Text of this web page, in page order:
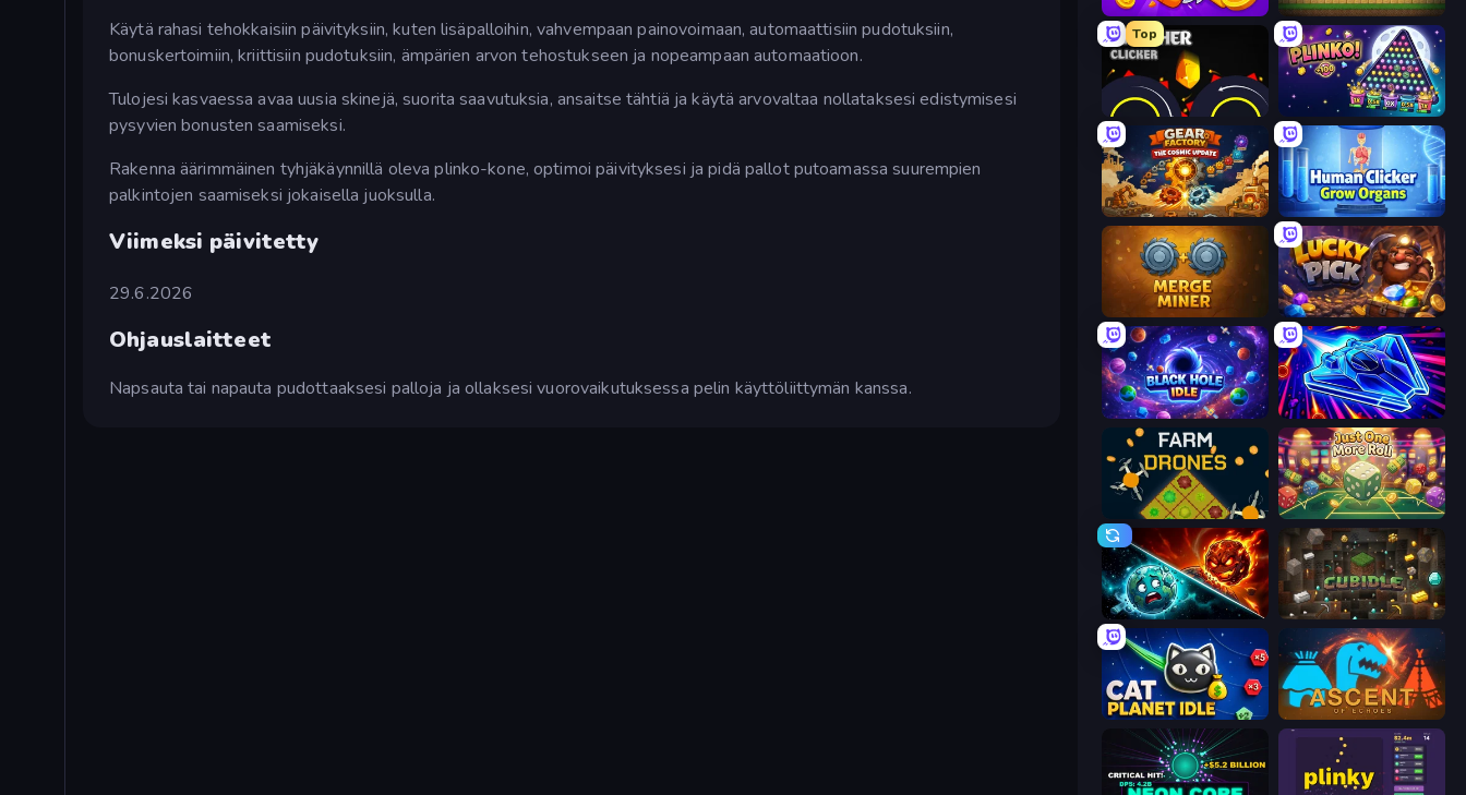
Käytä rahasi tehokkaisiin päivityksiin, kuten lisäpalloihin, vahvempaan painovoimaan, automaattisiin pudotuksiin,
bonuskertoimiin, kriittisiin pudotuksiin, ämpärien arvon tehostukseen ja nopeampaan automaatioon.
Tulojesi kasvaessa avaa uusia skinejä, suorita saavutuksia, ansaitse tähtiä ja käytä arvovaltaa nollataksesi edistymisesi
pysyvien bonusten saamiseksi.
Rakenna äärimmäinen tyhjäkäynnillä oleva plinko-kone, optimoi päivityksesi ja pidä pallot putoamassa suurempien
palkintojen saamiseksi jokaisella juoksulla.
Viimeksi päivitetty
29.6.2026
Ohjauslaitteet
Napsauta tai napauta pudottaaksesi palloja ja ollaksesi vuorovaikutuksessa pelin käyttöliittymän kanssa.
Farm Ring Idle Pickaxe Crusher Idle
Top
Crusher Clicker PLINKO!
Gear Factory Human Clicker: Grow Organs
Merge Miner Lucky Pick
Black Hole Idle Stellar Swarm
Farm Drones Just One More Roll
PlanetCrush 2 Cubidle
Cat Planet Idle Ascent of Echoes